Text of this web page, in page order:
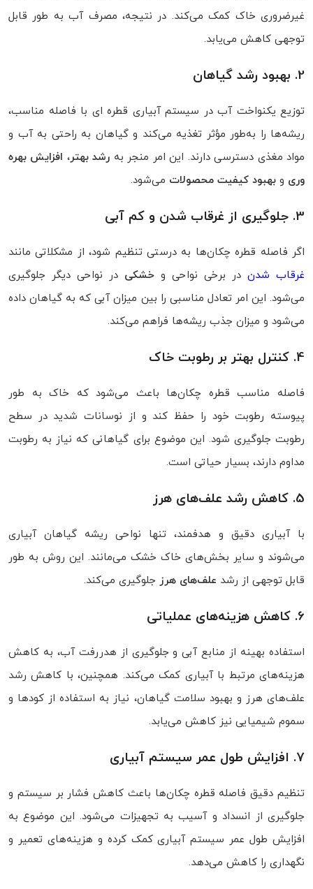
غیرضروری خاک کمک می‌کند. در نتیجه، مصرف آب به‌ طور قابل‌
توجهی کاهش می‌یابد.
2. بهبود رشد گیاهان
توزیع یکنواخت آب در سیستم آبیاری قطره‌ ای با فاصله مناسب،
ریشه‌ها را به‌طور مؤثر تغذیه می‌کند و گیاهان به راحتی به آب و
مواد مغذی دسترسی دارند. این امر منجر به رشد بهتر، افزایش بهره‌
وری و بهبود کیفیت محصولات می‌شود.
3. جلوگیری از غرقاب شدن و کم‌ آبی
اگر فاصله قطره‌ چکان‌ها به درستی تنظیم شود، از مشکلاتی مانند
غرقاب شدن در برخی نواحی و خشکی در نواحی دیگر جلوگیری
می‌شود. این امر تعادل مناسبی را بین میزان آبی که به گیاهان داده
می‌شود و میزان جذب ریشه‌ها فراهم می‌کند.
4. کنترل بهتر بر رطوبت خاک
فاصله مناسب قطره‌ چکان‌ها باعث می‌شود که خاک به‌ طور
پیوسته رطوبت خود را حفظ کند و از نوسانات شدید در سطح
رطوبت جلوگیری شود. این موضوع برای گیاهانی که نیاز به رطوبت
مداوم دارند، بسیار حیاتی است.
5. کاهش رشد علف‌های هرز
با آبیاری دقیق و هدفمند، تنها نواحی ریشه گیاهان آبیاری
می‌شوند و سایر بخش‌های خاک خشک می‌مانند. این روش به‌ طور
قابل‌ توجهی از رشد علف‌های هرز جلوگیری می‌کند.
6. کاهش هزینه‌های عملیاتی
استفاده بهینه از منابع آبی و جلوگیری از هدررفت آب، به کاهش
هزینه‌های مرتبط با آبیاری کمک می‌کند. همچنین، با کاهش رشد
علف‌های هرز و بهبود سلامت گیاهان، نیاز به استفاده از کودها و
سموم شیمیایی نیز کاهش می‌یابد.
7. افزایش طول عمر سیستم آبیاری
تنظیم دقیق فاصله قطره‌ چکان‌ها باعث کاهش فشار بر سیستم و
جلوگیری از انسداد و آسیب به تجهیزات می‌شود. این موضوع به
افزایش طول عمر سیستم آبیاری کمک کرده و هزینه‌های تعمیر و
نگهداری را کاهش می‌دهد.